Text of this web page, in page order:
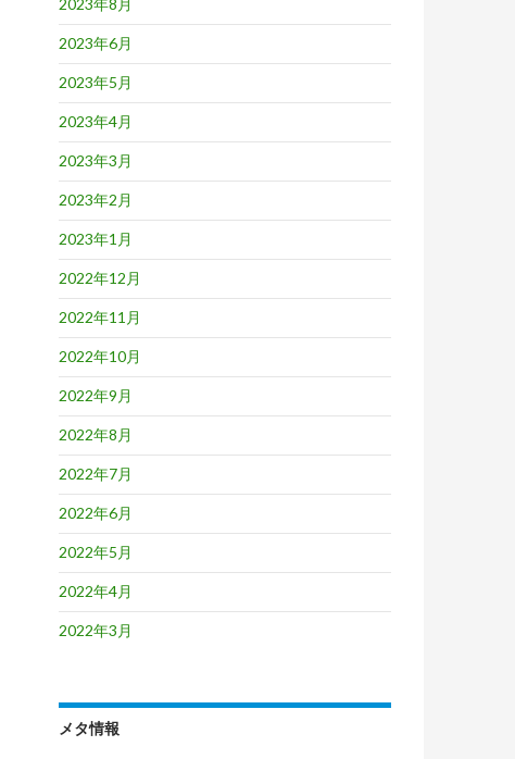
2023年8月
2023年6月
2023年5月
2023年4月
2023年3月
2023年2月
2023年1月
2022年12月
2022年11月
2022年10月
2022年9月
2022年8月
2022年7月
2022年6月
2022年5月
2022年4月
2022年3月
メタ情報